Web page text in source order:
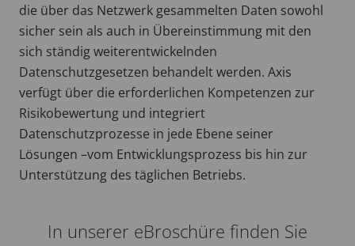
die über das Netzwerk gesammelten Daten sowohl
sicher sein als auch in Übereinstimmung mit den
sich ständig weiterentwickelnden
Datenschutzgesetzen behandelt werden. Axis
verfügt über die erforderlichen Kompetenzen zur
Risikobewertung und integriert
Datenschutzprozesse in jede Ebene seiner
Lösungen –vom Entwicklungsprozess bis hin zur
Unterstützung des täglichen Betriebs.
In unserer eBroschüre finden Sie